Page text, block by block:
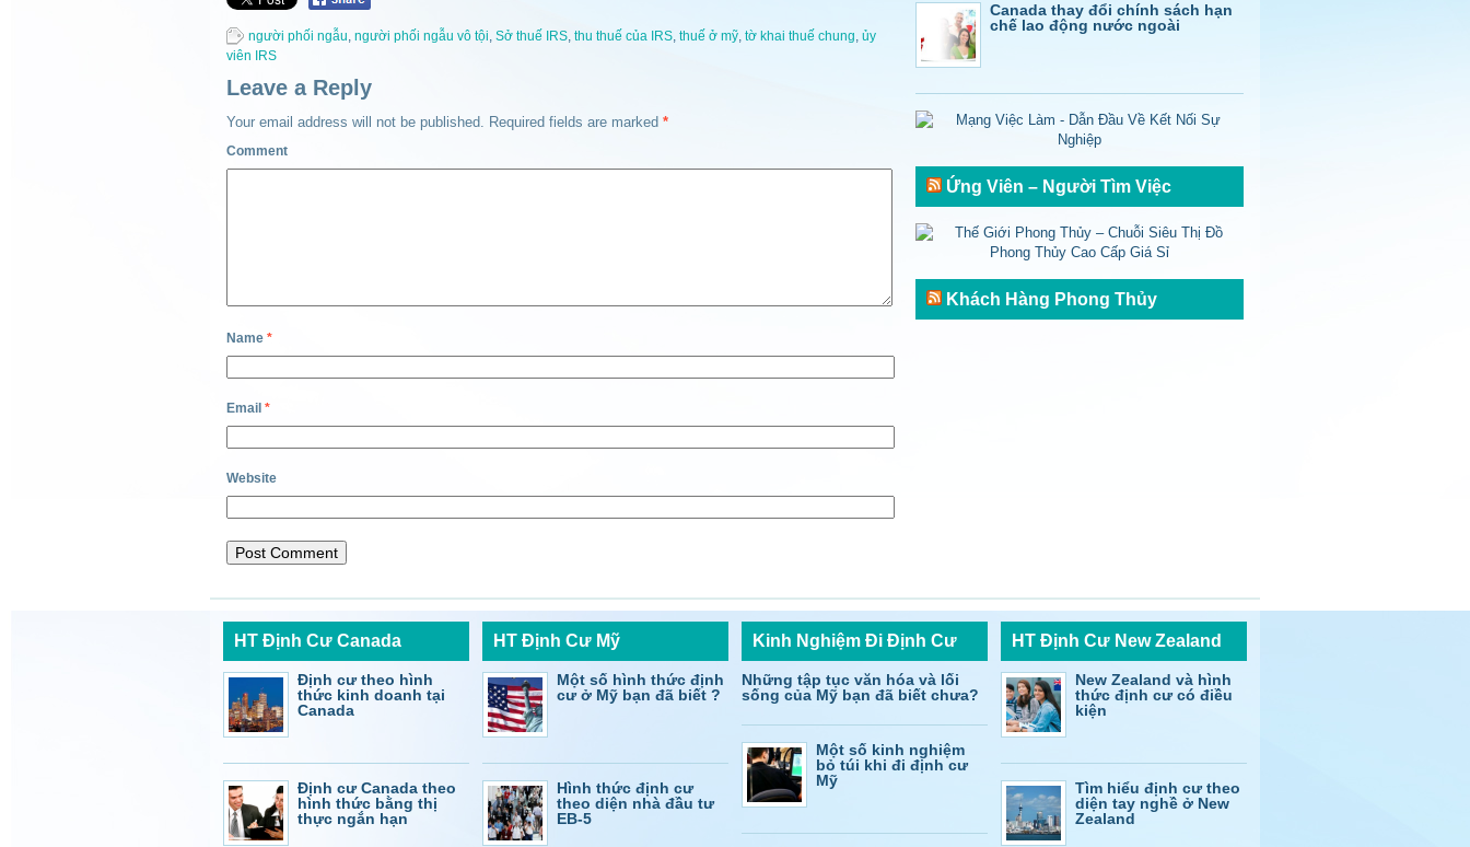
người phối ngẫu, người phối ngẫu vô tội, Sở thuế IRS, thu thuế của IRS, thuế ở mỹ, tờ khai thuế chung, ủy
viên IRS
Leave a Reply
Your email address will not be published. Required fields are marked *
Comment
Name *
Email *
Website
Canada thay đổi chính sách hạn
chế lao động nước ngoài
Ứng Viên – Người Tìm Việc
Khách Hàng Phong Thủy
HT Định Cư Canada
Định cư theo hình
thức kinh doanh tại
Canada
Định cư Canada theo
hình thức bằng thị
thực ngắn hạn
HT Định Cư Mỹ
Một số hình thức định
cư ở Mỹ bạn đã biết ?
Hình thức định cư
theo diện nhà đầu tư
EB-5
Kinh Nghiệm Đi Định Cư
Những tập tục văn hóa và lối
sống của Mỹ bạn đã biết chưa?
Một số kinh nghiệm
bỏ túi khi đi định cư
Mỹ
HT Định Cư New Zealand
New Zealand và hình
thức định cư có điều
kiện
Tìm hiểu định cư theo
diện tay nghề ở New
Zealand